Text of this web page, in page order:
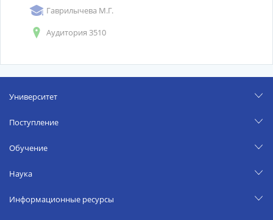
Гаврилычева М.Г.
Аудитория 3510
Университет
Поступление
Обучение
Наука
Информационные ресурсы